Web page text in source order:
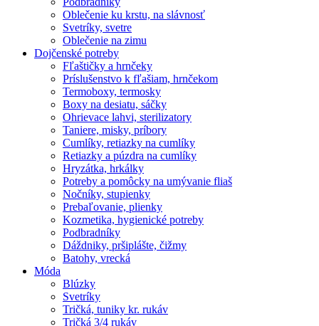
Oblečenie ku krstu, na slávnosť
Svetríky, svetre
Oblečenie na zimu
Dojčenské potreby
Fľaštičky a hrnčeky
Príslušenstvo k fľašiam, hrnčekom
Termoboxy, termosky
Boxy na desiatu, sáčky
Ohrievace lahvi, sterilizatory
Taniere, misky, príbory
Cumlíky, retiazky na cumlíky
Retiazky a púzdra na cumlíky
Hryzátka, hrkálky
Potreby a pomôcky na umývanie fliaš
Nočníky, stupienky
Prebaľovanie, plienky
Kozmetika, hygienické potreby
Podbradníky
Dáždniky, pršiplášte, čižmy
Batohy, vrecká
Móda
Blúzky
Svetríky
Tričká, tuniky kr. rukáv
Tričká 3/4 rukáv